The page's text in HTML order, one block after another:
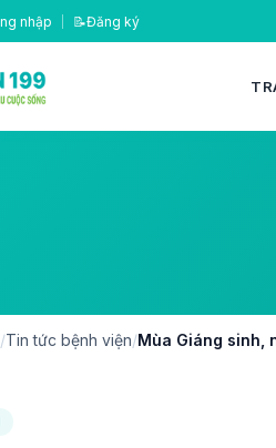
nhập 📝Đăng ký
/Tin tức bệnh viện/Mùa Giáng sinh,